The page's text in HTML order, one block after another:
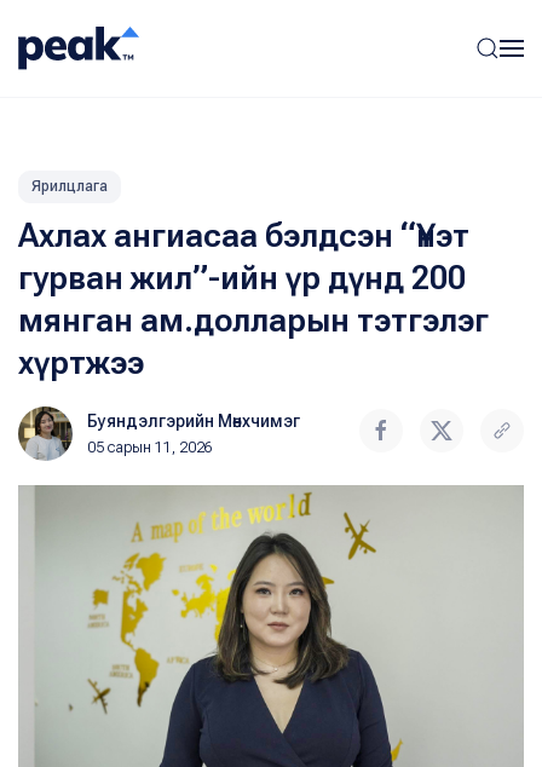
Ярилцлага
Ахлах ангиасаа бэлдсэн “Үнэт
гурван жил”-ийн үр дүнд 200
мянган ам.долларын тэтгэлэг
хүртжээ
Буяндэлгэрийн Мөнхчимэг
05 сарын 11, 2026